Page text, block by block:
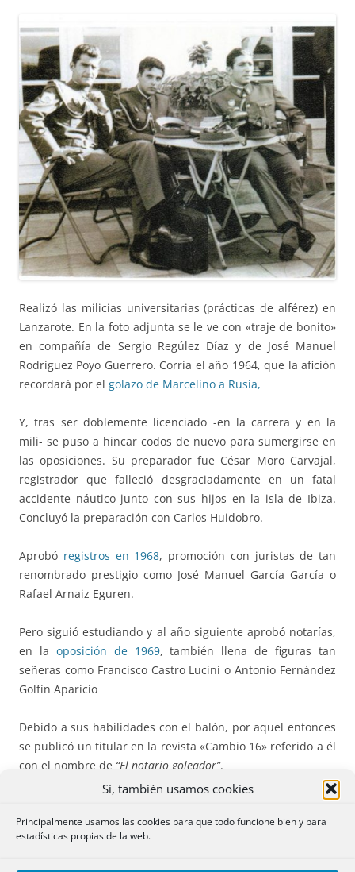
Sí, también usamos cookies
Principalmente usamos las cookies para que todo funcione bien y para
estadísticas propias de la web.
Realizó las milicias universitarias (prácticas de alférez) en
Lanzarote. En la foto adjunta se le ve con «traje de bonito»
en compañía de Sergio Regúlez Díaz y de José Manuel
Rodríguez Poyo Guerrero. Corría el año 1964, que la afición
recordará por el golazo de Marcelino a Rusia,
Y, tras ser doblemente licenciado -en la carrera y en la
mili- se puso a hincar codos de nuevo para sumergirse en
las oposiciones. Su preparador fue César Moro Carvajal,
registrador que falleció desgraciadamente en un fatal
accidente náutico junto con sus hijos en la isla de Ibiza.
Concluyó la preparación con Carlos Huidobro.
Aprobó registros en 1968, promoción con juristas de tan
renombrado prestigio como José Manuel García García o
Rafael Arnaiz Eguren.
Pero siguió estudiando y al año siguiente aprobó notarías,
en la oposición de 1969, también llena de figuras tan
señeras como Francisco Castro Lucini o Antonio Fernández
Golfín Aparicio
Debido a sus habilidades con el balón, por aquel entonces
se publicó un titular en la revista «Cambio 16» referido a él
con el nombre de “El notario goleador”.
venía por Madrid, solía acudir con un amigo a un gimnasio